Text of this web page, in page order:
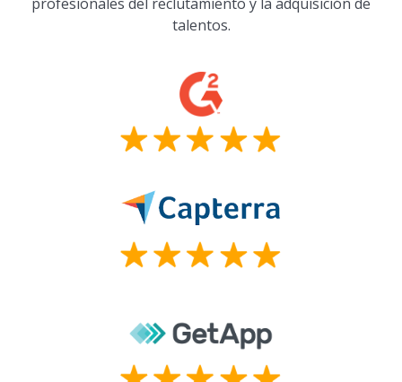
talentos.